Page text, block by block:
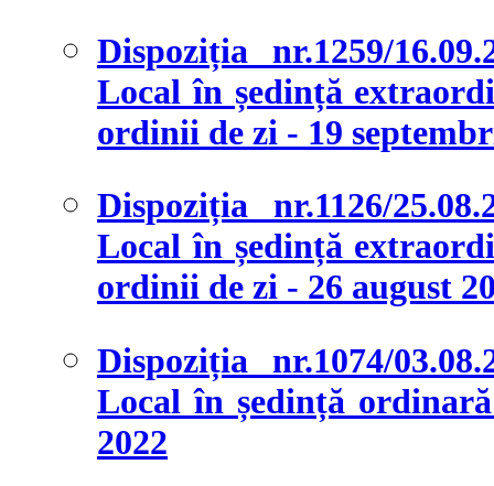
Dispoziția nr.1259/
Local în ședință
ordinii de zi - 19
Dispoziția nr.1126/
Local în ședință
ordinii de zi - 26 august
Dispoziția nr.1074/
Local în ședință
2022